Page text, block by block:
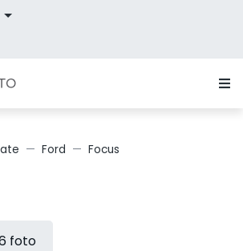
Ford Focus
foto